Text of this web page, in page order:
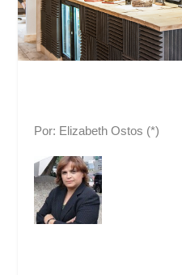
Por: Elizabeth Ostos (*)